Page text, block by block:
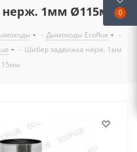
1мм Ø115мм
- Дымоходы Ecoflue
-
- Шибер задвижка нерж. 1мм
0